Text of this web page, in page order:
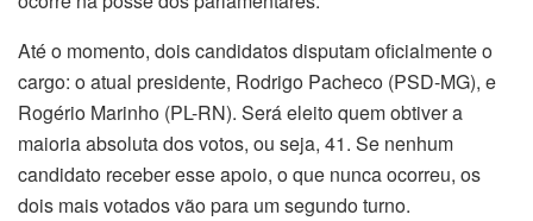
Até o momento, dois candidatos disputam oficialmente o
cargo: o atual presidente, Rodrigo Pacheco (PSD-MG), e
Rogério Marinho (PL-RN). Será eleito quem obtiver a
maioria absoluta dos votos, ou seja, 41. Se nenhum
candidato receber esse apoio, o que nunca ocorreu, os
dois mais votados vão para um segundo turno.